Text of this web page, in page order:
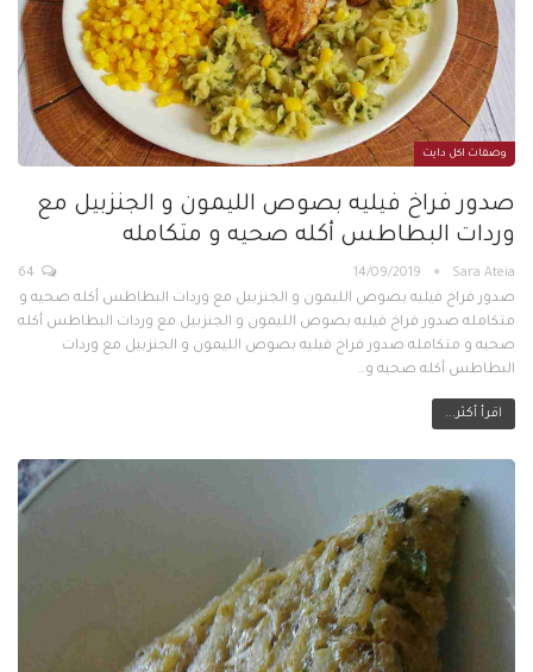
وصفات اكل دايت
صدور فراخ فيليه بصوص الليمون و الجنزبيل مع
وردات البطاطس أكله صحيه و متكامله
Sara Ateia
14/09/2019
صدور فراخ فيليه بصوص الليمون و الجنزبيل مع وردات البطاطس أكله صحيه و
متكامله صدور فراخ فيليه بصوص الليمون و الجنزبيل مع وردات البطاطس أكله
صحيه و متكامله صدور فراخ فيليه بصوص الليمون و الجنزبيل مع وردات
البطاطس أكله صحيه و…
اقرأ أكثر...